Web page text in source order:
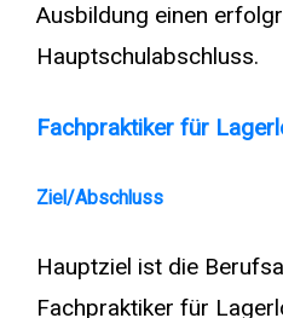
Ausbildung einen
Hauptschulabschluss.
Fachpraktiker für
Ziel/Abschluss
Hauptziel ist die
Fachpraktiker für